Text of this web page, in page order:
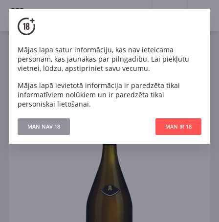
18+
Dzirkstošais Balts Brut
Francija
Michel Arnould & Fils Cuvee Carte d Or Champagne
Grand Cru
Mājas lapa satur informāciju, kas nav ieteicama
personām, kas jaunākas par pilngadību. Lai piekļūtu
vietnei, lūdzu, apstipriniet savu vecumu.
Mājas lapā ievietotā informācija ir paredzēta tikai
informatīviem nolūkiem un ir paredzēta tikai
personiskai lietošanai.
MAN NAV 18 MAN IR 18